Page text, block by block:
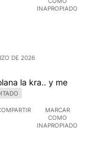
INAPROPIADO
DE 2026
la kra.. y me
MARCAR
COMO
INAPROPIADO